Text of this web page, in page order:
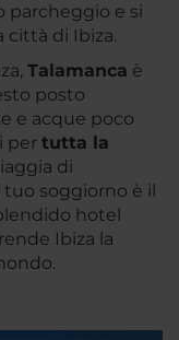
parcheggio e si
città di Ibiza.
Talamanca è
posto
e acque poco
per tutta la
di
tuo soggiorno è il
hotel
Ibiza la